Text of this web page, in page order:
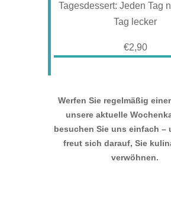
Tagesdessert: Jeden Tag
Tag lecker
€2,90
Werfen Sie regelmäßig
unsere aktuelle
besuchen Sie uns einfach –
freut sich darauf, Sie
verwöhnen.